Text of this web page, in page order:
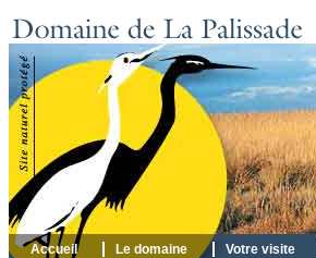
Accueil Le domaine Votre visite